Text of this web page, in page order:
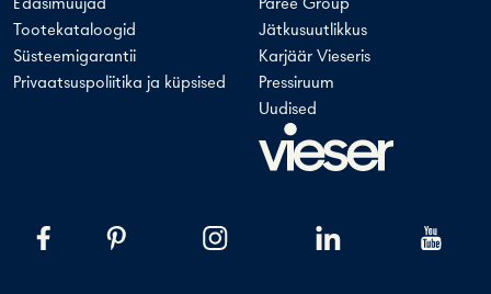
Edasimüüjad
Tootekataloogid
Süsteemigarantii
Privaatsuspoliitika ja küpsised
Paree Group
Jätkusuutlikkus
Karjäär Vieseris
Pressiruum
Uudised